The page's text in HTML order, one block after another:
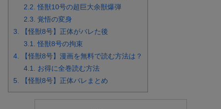
2.2. 怪獣10号の超巨大余獣爆弾
2.3. 覚悟の変身
3. 【怪獣8号】正体がバレた後
3.1. 怪獣8号の拘束
4. 【怪獣8号】漫画を無料で読む方法は？
4.1. お得に全巻読む方法
5. 【怪獣8号】正体バレまとめ